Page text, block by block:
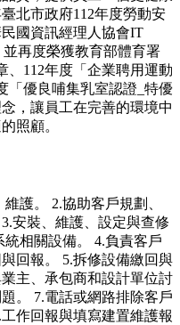
北市政府112年度勞動安
國資訊經理人協會IT
並再度榮獲教育部體育署
、112年度「企業聘用運動
「優良哺集乳室認證_特優
，讓員工在完善的環境中
照顧。
護。 2.協助客戶規劃、
安裝、維護、設定與查修
相關設備。 4.負責客戶
回報。 5.拆修設備繳回與
主、承包商和設計單位討
。 7.電話或網路排除客戶
作回報與填寫建置維護報